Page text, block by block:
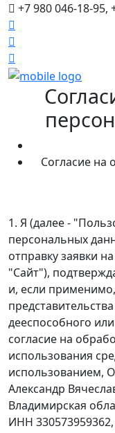
+7 980 046-18-95,
Согласие на
1. Я (далее -
персональных
отправку заявки
"Сайт"),
и, если
дееспособного
согласие на
использования
использованием,
Александр
Владимирская
ИНН